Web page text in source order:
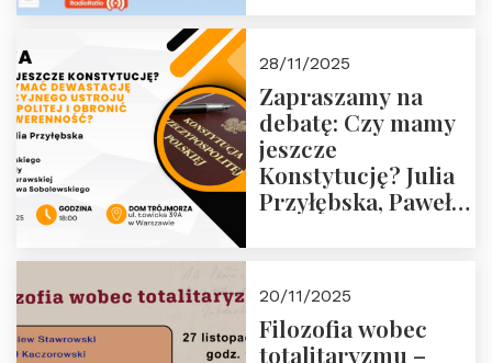
28/11/2025
Zapraszamy na
debatę: Czy mamy
jeszcze
Konstytucję? Julia
Przyłębska, Paweł
Przemysław
Sobolewski – 4
20/11/2025
Filozofia wobec
totalitaryzmu –